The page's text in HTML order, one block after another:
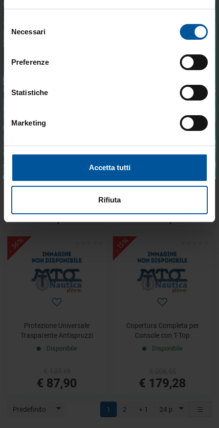
barca
vantaggiose e selezionate per chi vive la
delNecessari
Preferenze
Statistiche
Marketing
Accetta tutti
Rifiuta
€ 1.012,35
Disponibile
€ 7,36
SPEDIZIONE GRATUITA
Disponibile
€ 337,45
- 36%
Protezione Universale
Trasparente Antispruzzi
Disponibile
€ 87,90
- 13%
Copertura Completa per
Console con T-Top
Disponibile
€ 179,28
Predefinito 24 p
1 2 + 1